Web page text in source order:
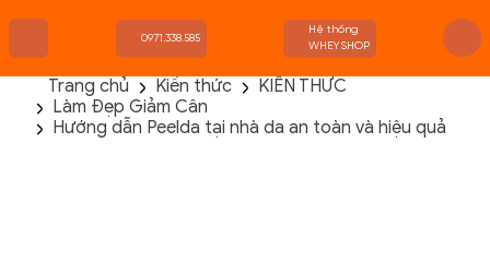
TRANG CHỦ
FLASH SALE
0971.338.585
Hệ thống
WHEYSHOP
Trang chủ Kiến thức
KIẾN THỨC
Làm Đẹp Giảm Cân
Hướng dẫn Peelda tại nhà da an toàn và hiệu quả